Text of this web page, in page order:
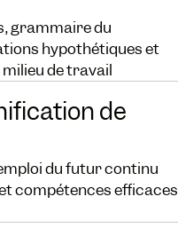
grammaire du
hypothétiques et
de travail
de
du futur continu
compétences efficaces